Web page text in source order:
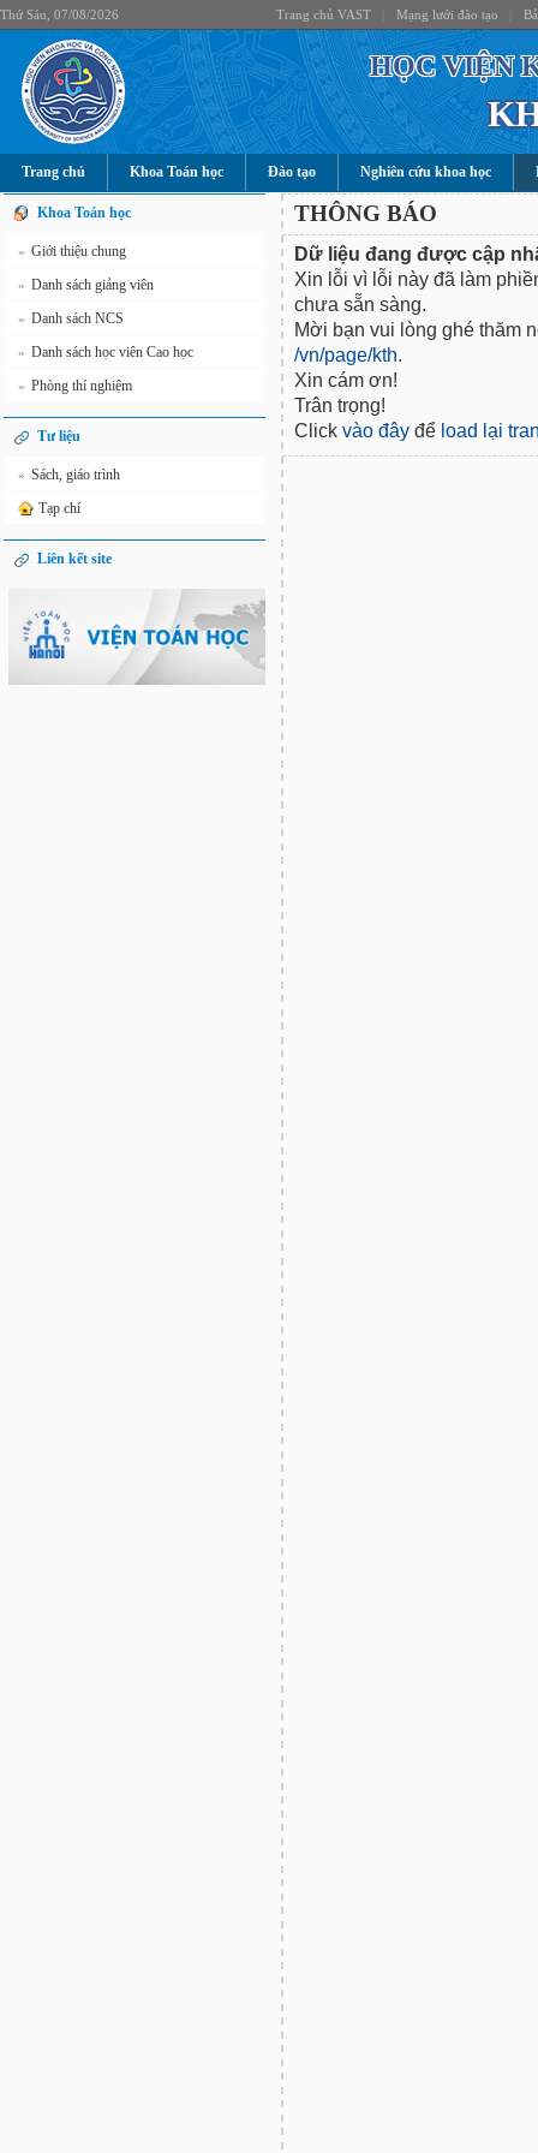
Thứ Sáu, 07/08/2026 Trang chủ VAST Mạng lưới đào tạo
HỌC VIỆN
Trang chủ Khoa Toán học Đào tạo Nghiên cứu khoa học
Khoa Toán học
» Giới thiệu chung
» Danh sách giảng viên
» Danh sách NCS
» Danh sách học viên Cao học
» Phòng thí nghiệm
Tư liệu
» Sách, giáo trình
Tạp chí
Liên kết site
THÔNG BÁO
Dữ liệu đang được cập
Xin lỗi vì lỗi này đã làm
chưa sẵn sàng.
Mời bạn vui lòng ghé thăm
/vn/page/kth.
Xin cám ơn!
Trân trọng!
Click vào đây để load lại